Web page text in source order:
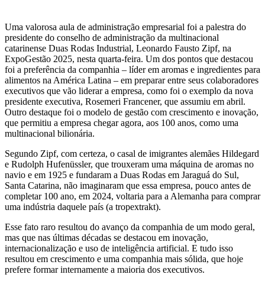
Uma valorosa aula de administração empresarial foi a palestra do
presidente do conselho de administração da multinacional
catarinense Duas Rodas Industrial, Leonardo Fausto Zipf, na
ExpoGestão 2025, nesta quarta-feira. Um dos pontos que destacou
foi a preferência da companhia – líder em aromas e ingredientes para
alimentos na América Latina – em preparar entre seus colaboradores
executivos que vão liderar a empresa, como foi o exemplo da nova
presidente executiva, Rosemeri Francener, que assumiu em abril.
Outro destaque foi o modelo de gestão com crescimento e inovação,
que permitiu a empresa chegar agora, aos 100 anos, como uma
multinacional bilionária.
Segundo Zipf, com certeza, o casal de imigrantes alemães Hildegard
e Rudolph Hufenüssler, que trouxeram uma máquina de aromas no
navio e em 1925 e fundaram a Duas Rodas em Jaraguá do Sul,
Santa Catarina, não imaginaram que essa empresa, pouco antes de
completar 100 ano, em 2024, voltaria para a Alemanha para comprar
uma indústria daquele país (a tropextrakt).
Esse fato raro resultou do avanço da companhia de um modo geral,
mas que nas últimas décadas se destacou em inovação,
internacionalização e uso de inteligência artificial. E tudo isso
resultou em crescimento e uma companhia mais sólida, que hoje
prefere formar internamente a maioria dos executivos.